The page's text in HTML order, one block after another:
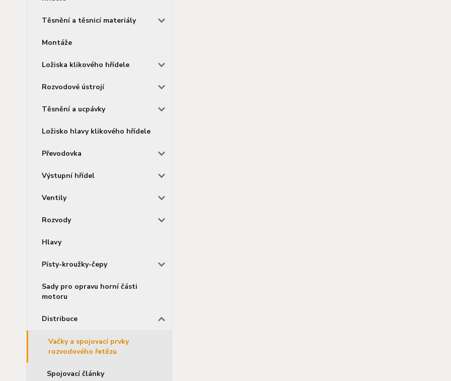
Těsnění a těsnicí materiály
Montáže
Ložiska klikového hřídele
Rozvodové ústrojí
Těsnění a ucpávky
Ložisko hlavy klikového hřídele
Převodovka
Výstupní hřídel
Ventily
Rozvody
Hlavy
Písty-kroužky-čepy
Sady pro opravu horní části
motoru
Distribuce
Vačky a spojovací prvky
rozvodového řetězu
Spojovací články